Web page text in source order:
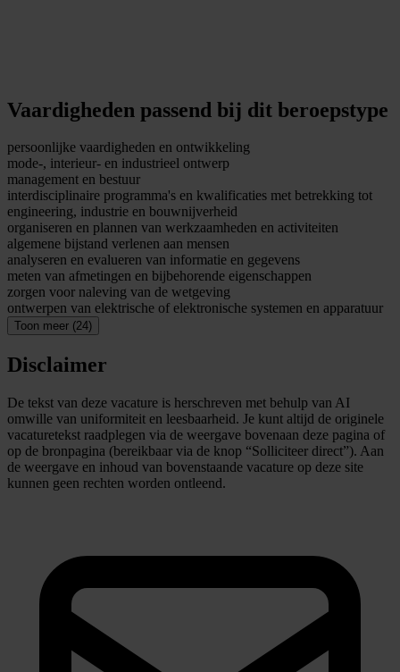
Vaardigheden passend bij dit beroepstype
persoonlijke vaardigheden en ontwikkeling
mode-, interieur- en industrieel ontwerp
management en bestuur
interdisciplinaire programma's en kwalificaties met betrekking tot
engineering, industrie en bouwnijverheid
organiseren en plannen van werkzaamheden en activiteiten
algemene bijstand verlenen aan mensen
analyseren en evalueren van informatie en gegevens
meten van afmetingen en bijbehorende eigenschappen
zorgen voor naleving van de wetgeving
ontwerpen van elektrische of elektronische systemen en apparatuur
Toon meer (24)
Disclaimer
De tekst van deze vacature is herschreven met behulp van AI
omwille van uniformiteit en leesbaarheid. Je kunt altijd de originele
vacaturetekst raadplegen via de weergave bovenaan deze pagina of
op de bronpagina (bereikbaar via de knop “Solliciteer direct”). Aan
de weergave en inhoud van bovenstaande vacature op deze site
kunnen geen rechten worden ontleend.